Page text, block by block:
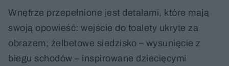
Wnętrze przepełnione jest detalami, które mają
swoją opowieść: wejście do toalety ukryte za
obrazem; żelbetowe siedzisko – wysunięcie z
biegu schodów – inspirowane dziecięcymi